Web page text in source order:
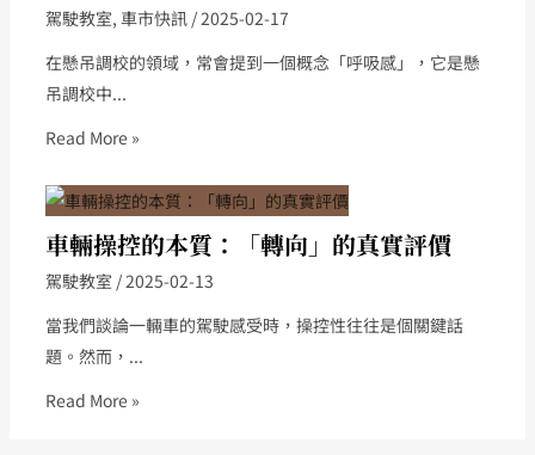
駕駛教室, 車市快訊/ 2025-02-17
在懸吊調校的領域，常會提到一個概念「呼吸感」，它是懸
吊調校中...
Read More »
車輛操控的本質：「轉向」的真實評價
駕駛教室 / 2025-02-13
當我們談論一輛車的駕駛感受時，操控性往往是個關鍵話
題。然而，...
Read More »